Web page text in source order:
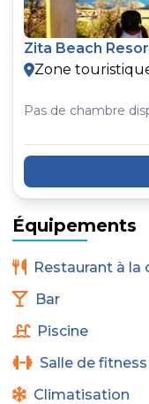
Zita Beach
Zone
Pas de chambre
Équipements
Restaurant à la
Bar
Piscine
Salle de fitness
Climatisation